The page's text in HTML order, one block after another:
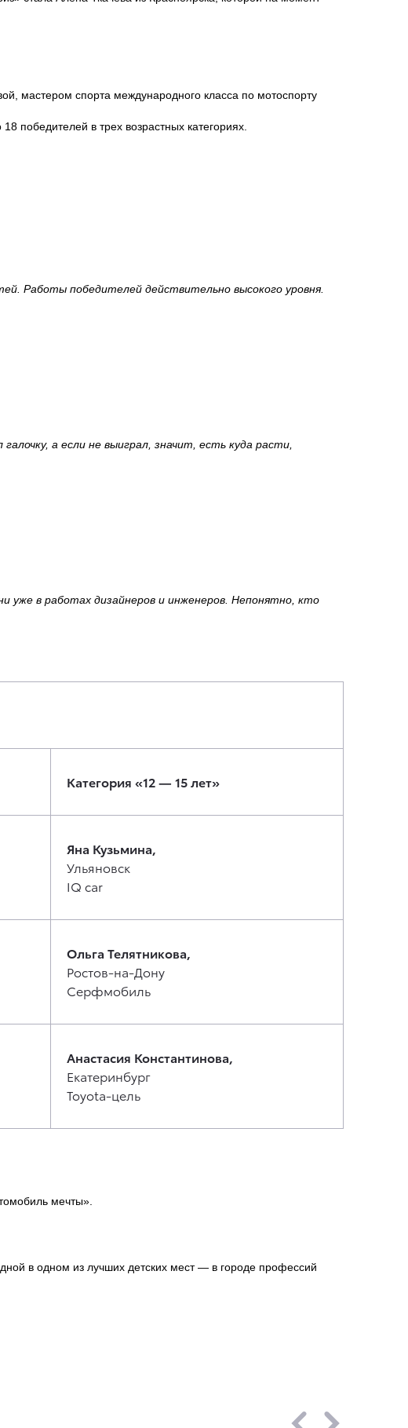
мастером спорта международного класса по мотоспорту
победителей в трех возрастных категориях.
Работы победителей действительно высокого уровня.
а если не выиграл, значит, есть куда расти,
уже в работах дизайнеров и инженеров. Непонятно, кто
Категория «12 — 15 лет»
Яна Кузьмина,
Ульяновск
IQ car
Ольга Телятникова,
Ростов-на-Дону
Серфмобиль
Анастасия Константинова,
Екатеринбург
Toyota-цель
мечты».
в одном из лучших детских мест — в городе профессий